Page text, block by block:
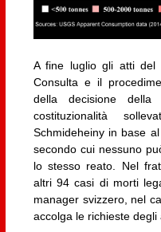
A fine luglio gli atti del
Consulta e il
della decisione
costituzionalità
Schmideheiny in base
secondo cui nessuno
lo stesso reato. Nel
altri 94 casi di morti
manager svizzero, nel
accolga le richieste degli